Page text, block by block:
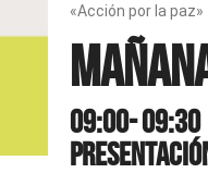
«Acción por la paz»
09:00- 09:30